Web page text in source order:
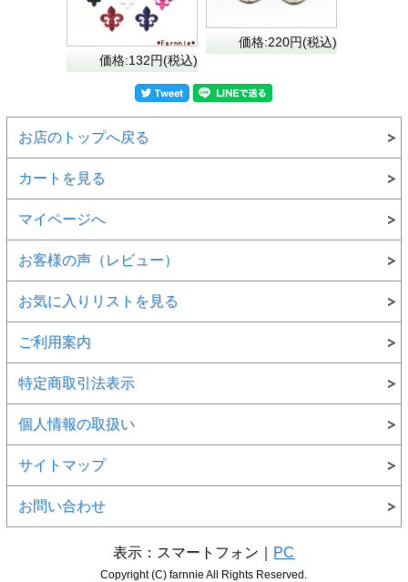
価格:132円(税込)
価格:220円(税込)
お店のトップへ戻る
カートを見る
マイページへ
お客様の声（レビュー）
お気に入りリストを見る
ご利用案内
特定商取引法表示
個人情報の取扱い
サイトマップ
お問い合わせ
表示：スマートフォン｜ PC
Copyright (C) farnnie All Rights Reserved.